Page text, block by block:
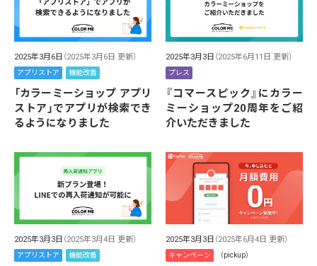
2025年3月6日 （2025年3月6日 更新）
アプリストア 機能改善
「カラーミーショップ アプリ
ストア」でアプリが検索でき
るようになりました
2025年3月3日 （2025年6月11日 更新）
プレス
『コマースピック』にカラー
ミーショップ20周年をご紹
介いただきました
2025年3月3日 （2025年3月4日 更新）
アプリストア 機能改善
2025年3月3日 （2025年6月4日 更新）
キャンペーン （pickup）